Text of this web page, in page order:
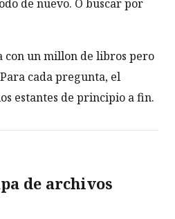
de nuevo. O buscar por
con un millon de libros pero
cada pregunta, el
estantes de principio a fin.
de archivos